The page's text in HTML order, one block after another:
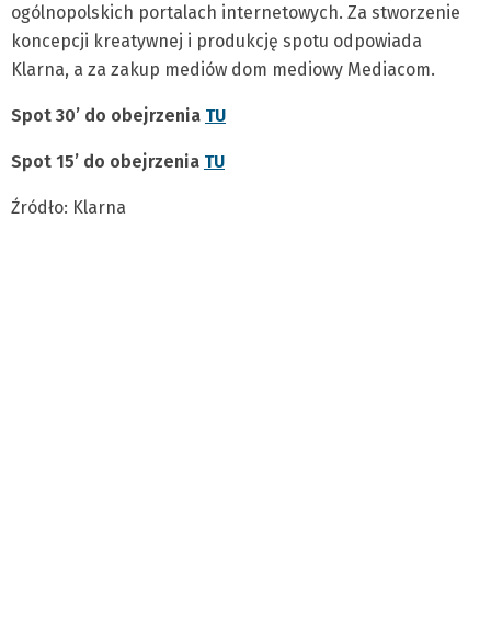
ogólnopolskich portalach internetowych. Za stworzenie
koncepcji kreatywnej i produkcję spotu odpowiada
Klarna, a za zakup mediów dom mediowy Mediacom.
Spot 30’ do obejrzenia TU
Spot 15’ do obejrzenia TU
Źródło: Klarna